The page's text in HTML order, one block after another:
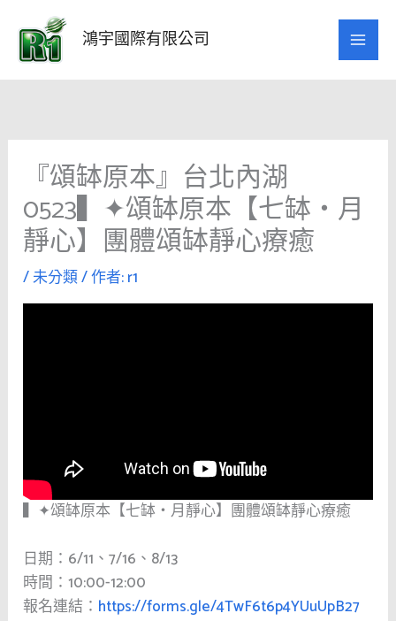
要
鴻宇國際有限公司
『頌缽原本』台北內湖
0523▍✦頌缽原本【七缽・月
靜心】團體頌缽靜心療癒
/未分類/ 作者:r1
▍✦頌缽原本【七缽・月靜心】團體頌缽靜心療癒
日期：6/11、7/16、8/13
時間：10:00-12:00
報名連結： https://forms.gle/4TwF6t6p4YUuUpB27